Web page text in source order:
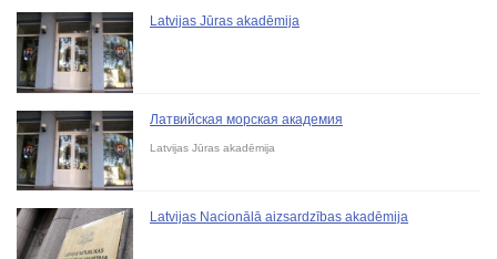
Latvijas Jūras akadēmija
Латвийская морская академия
Latvijas Jūras akadēmija
Latvijas Nacionālā aizsardzības akadēmija